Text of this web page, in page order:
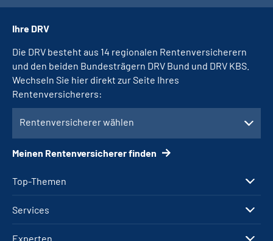
Top-Themen
Services
Experten
Ihre DRV
Die DRV besteht aus 14 regionalen Rentenversicherern
und den beiden Bundesträgern DRV Bund und DRV KBS.
Wechseln Sie hier direkt zur Seite Ihres
Rentenversicherers:
Rentenversicherer wählen
Meinen Rentenversicherer finden